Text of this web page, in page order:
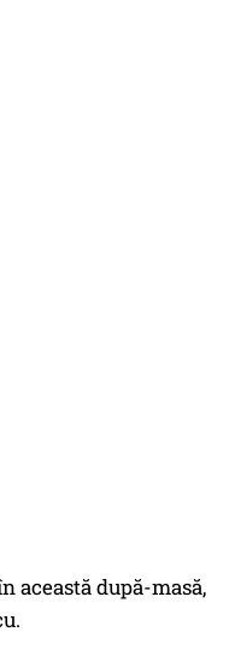
această după-masă,